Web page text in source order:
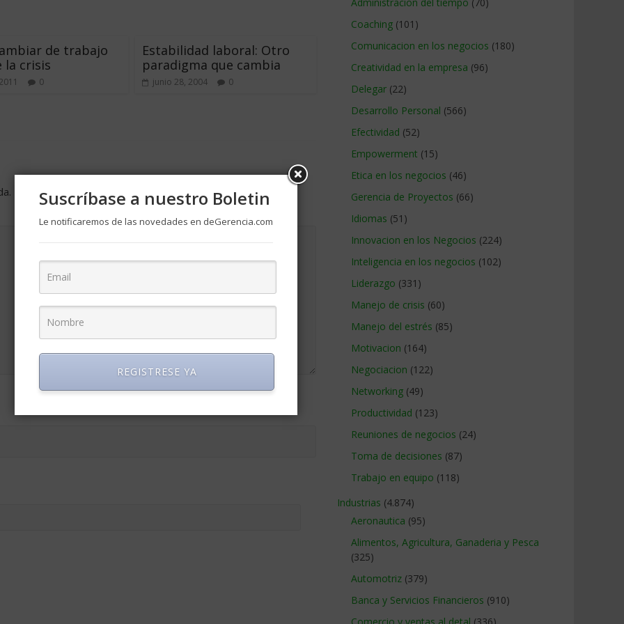
de trabajo
la crisis
0
Estabilidad laboral: Otro
paradigma que cambia
junio 28, 2004 0
Los campos obligatorios están marcados con *
Coaching (101)
Comunicacion en los negocios (180)
Creatividad en la empresa (96)
Delegar (22)
Desarrollo Personal (566)
Efectividad (52)
Empowerment (15)
Etica en los negocios (46)
Gerencia de Proyectos (66)
Idiomas (51)
Innovacion en los Negocios (224)
Inteligencia en los negocios (102)
Liderazgo (331)
Manejo de crisis (60)
Manejo del estrés (85)
Motivacion (164)
Negociacion (122)
Networking (49)
Productividad (123)
Reuniones de negocios (24)
Toma de decisiones (87)
Trabajo en equipo (118)
Industrias (4.874)
Aeronautica (95)
Alimentos, Agricultura, Ganaderia y Pesca
(325)
Automotriz (379)
Banca y Servicios Financieros (910)
Suscríbase a nuestro Boletin
Le notificaremos de las novedades en deGerencia.com
REGISTRESE YA